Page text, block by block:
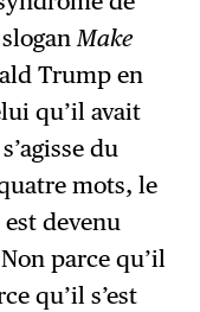
sloganMake
Trump en
qu’il avait
du
mots, le
devenu
parce qu’il
qu’il s’est